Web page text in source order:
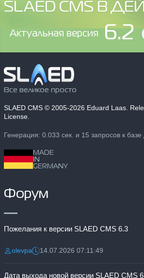
SLAED CMS В
Aктуальная версия 6.2
Все великое просто
SLAED CMS © 2005-2026 Eduard Laas.
License.
Генерация: 0.033 сек. и 15 запросов к
MADE
IN
GERMANY
Форум
Пожелания к версии SLAED CMS 6.3
Разместил:
olevpaДата:14.07.2026 07:11:49
Дата выхода новой версии SLAED CMS